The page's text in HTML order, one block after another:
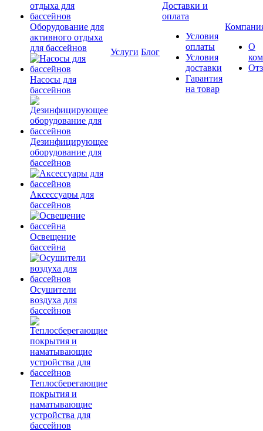
Оборудование для
активного отдыха
для бассейнов
Насосы для
бассейнов
Дезинфицирующее
оборудование для
бассейнов
Аксессуары для
бассейнов
Освещение
бассейна
Осушители
воздуха для
бассейнов
Теплосберегающие
покрытия и
наматывающие
устройства для
бассейнов
Услуги Блог
Доставки и
оплата
Условия
оплаты
Условия
доставки
Гарантия
на товар
О